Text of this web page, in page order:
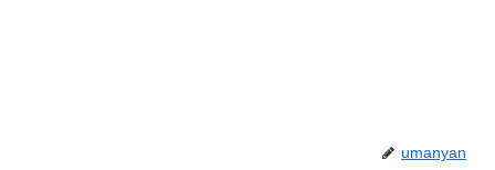
umanyan